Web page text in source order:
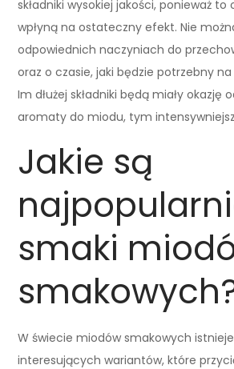
składniki wysokiej jakości, ponieważ
wpłyną na ostateczny efekt. Nie
odpowiednich naczyniach do
oraz o czasie, jaki będzie potrzebny
Im dłużej składniki będą miały okazję
aromaty do miodu, tym
Jakie są
smaki
W świecie miodów smakowych
interesujących wariantów, które